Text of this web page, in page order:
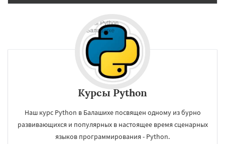
Курсы Python
Наш курс Python в Балашихе посвящен одному из бурно
развивающихся и популярных в настоящее время сценарных
языков программирования - Python.